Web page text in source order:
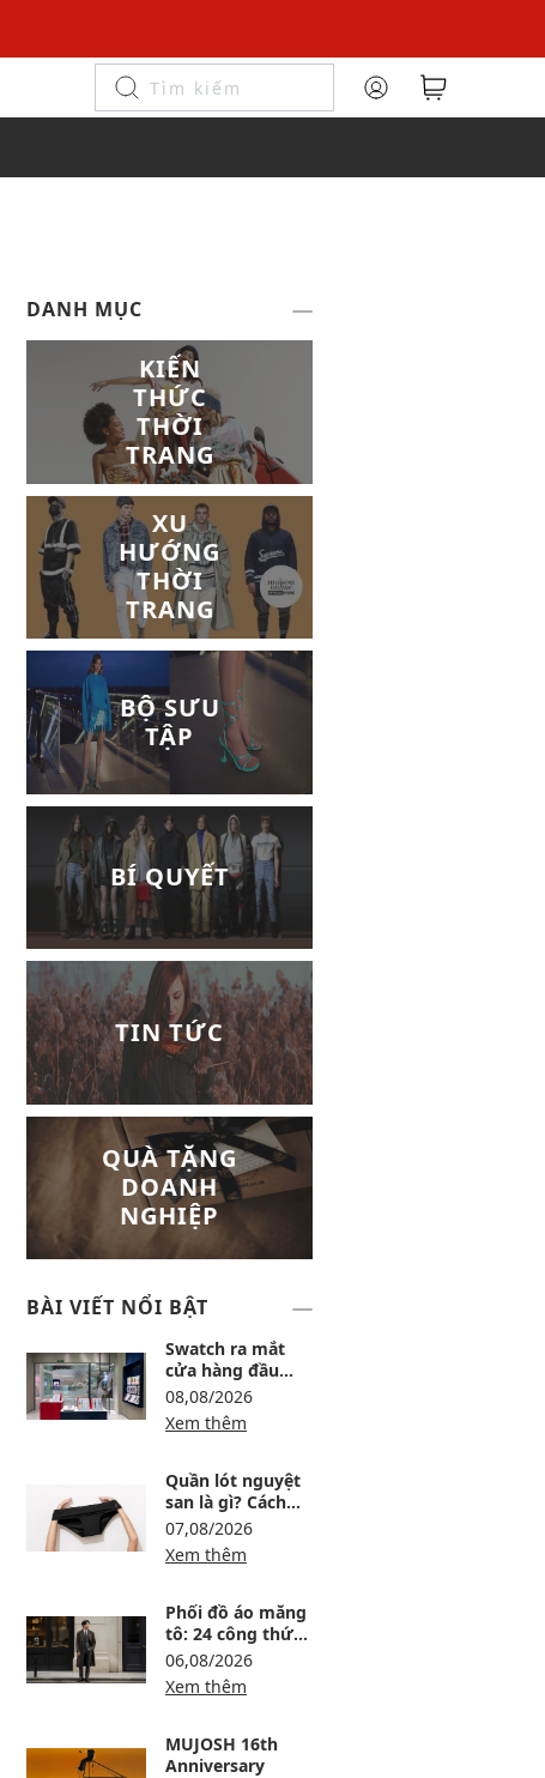
DANH MỤC
KIẾN
THỨC
THỜI
TRANG
XU
HƯỚNG
THỜI
TRANG
BỘ SƯU
TẬP
BÍ QUYẾT
TIN TỨC
QUÀ TẶNG
DOANH
NGHIỆP
BÀI VIẾT NỔI BẬT
Swatch ra mắt
cửa hàng đầu
tiên tại Lotte Mall
Tây Hồ
08,08/2026
Xem thêm
Quần lót nguyệt
san là gì? Cách
dùng, ưu nhược
điểm và lưu ý khi
chọn
07,08/2026
Xem thêm
Phối đồ áo măng
tô: 24 công thức
sang, ấm và
không bị nuốt
dáng
06,08/2026
Xem thêm
MUJOSH 16th
Anniversary